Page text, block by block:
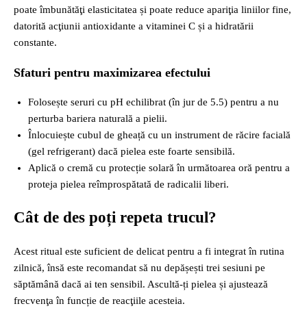
poate îmbunătăţi elasticitatea și poate reduce apariţia liniilor fine,
datorită acţiunii antioxidante a vitaminei C și a hidratării
constante.
Sfaturi pentru maximizarea efectului
Folosește seruri cu pH echilibrat (în jur de 5.5) pentru a nu
perturba bariera naturală a pielii.
Înlocuiește cubul de gheață cu un instrument de răcire facială
(gel refrigerant) dacă pielea este foarte sensibilă.
Aplică o cremă cu protecție solară în următoarea oră pentru a
proteja pielea reîmprospătată de radicalii liberi.
Cât de des poți repeta trucul?
Acest ritual este suficient de delicat pentru a fi integrat în rutina
zilnică, însă este recomandat să nu depășești trei sesiuni pe
săptămână dacă ai ten sensibil. Ascultă‑ți pielea și ajustează
frecvenţa în funcție de reacţiile acesteia.